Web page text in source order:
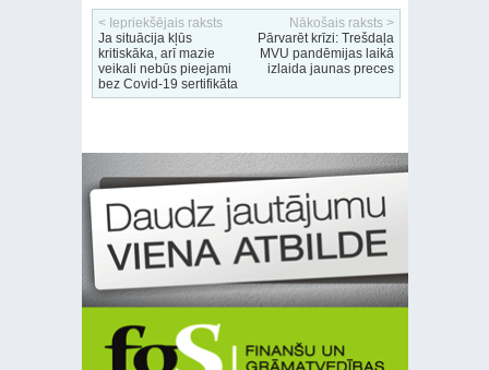
< Iepriekšējais raksts
Ja situācija kļūs
kritiskāka, arī mazie
veikali nebūs pieejami
bez Covid-19 sertifikāta
Nākošais raksts >
Pārvarēt krīzi: Trešdaļa
MVU pandēmijas laikā
izlaida jaunas preces